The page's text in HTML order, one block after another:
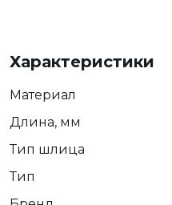
Характеристики
Материал
Длина, мм
Тип шлица
Тип